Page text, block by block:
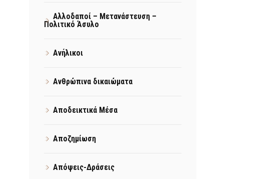
Αλλοδαποί – Μετανάστευση –
Πολιτικό Άσυλο
Ανήλικοι
Ανθρώπινα δικαιώματα
Αποδεικτικά Μέσα
Αποζημίωση
Απόψεις-Δράσεις